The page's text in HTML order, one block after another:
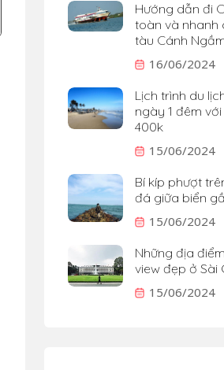
Hướng dẫn đi
toàn và nhanh
tàu Cánh
16/06/2024
Lịch trình du
ngày 1 đêm
400k
15/06/2024
Bí kíp phượt
đá giữa biển
15/06/2024
Những địa
view đẹp ở Sài
15/06/2024